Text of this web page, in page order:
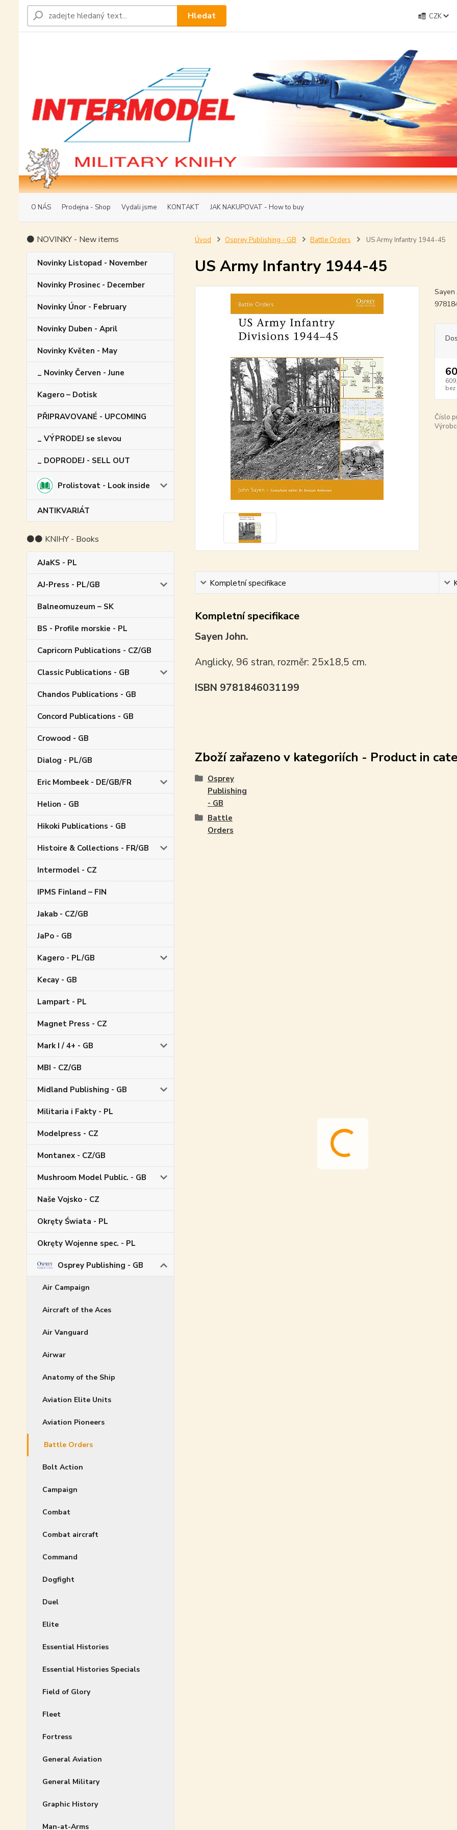
O NÁS Prodejna - Shop Vydali jsme KONTAKT JAK NAKUPOVAT - How to buy
CZK
Hledat
⚫ NOVINKY - New items
Novinky Listopad - November
Novinky Prosinec - December
Novinky Únor - February
Novinky Duben - April
Novinky Květen - May
_ Novinky Červen - June
Kagero – Dotisk
PŘIPRAVOVANÉ - UPCOMING
_ VÝPRODEJ se slevou
_ DOPRODEJ - SELL OUT
Prolistovat - Look inside
ANTIKVARIÁT
⚫⚫ KNIHY - Books
AJaKS - PL
AJ-Press - PL/GB
Balneomuzeum – SK
BS - Profile morskie - PL
Capricorn Publications - CZ/GB
Classic Publications - GB
Chandos Publications - GB
Concord Publications - GB
Crowood - GB
Dialog - PL/GB
Eric Mombeek - DE/GB/FR
Helion - GB
Hikoki Publications - GB
Histoire & Collections - FR/GB
Intermodel - CZ
IPMS Finland – FIN
Jakab - CZ/GB
JaPo - GB
Kagero - PL/GB
Kecay - GB
Lampart - PL
Magnet Press - CZ
Mark I / 4+ - GB
MBI - CZ/GB
Midland Publishing - GB
Militaria i Fakty - PL
Modelpress - CZ
Montanex - CZ/GB
Mushroom Model Public. - GB
Naše Vojsko - CZ
Okręty Świata - PL
Okręty Wojenne spec. - PL
Osprey Publishing - GB
Air Campaign
Aircraft of the Aces
Air Vanguard
Airwar
Anatomy of the Ship
Aviation Elite Units
Aviation Pioneers
Battle Orders
Bolt Action
Campaign
Combat
Combat aircraft
Command
Dogfight
Duel
Elite
Essential Histories
Essential Histories Specials
Field of Glory
Fleet
Fortress
General Aviation
General Military
Graphic History
Man-at-Arms
Úvod Osprey Publishing - GB Battle Orders US Army Infantry 1944-45
US Army Infantry 1944-45
Sayen
bez
Číslo
Kompletní specifikace
Kompletní specifikace
Sayen John.
Anglicky, 96 stran, rozměr: 25x18,5 cm.
ISBN 9781846031199
Zboží zařazeno v kategoriích - Product in
Osprey
Publishing
- GB
Battle
Orders